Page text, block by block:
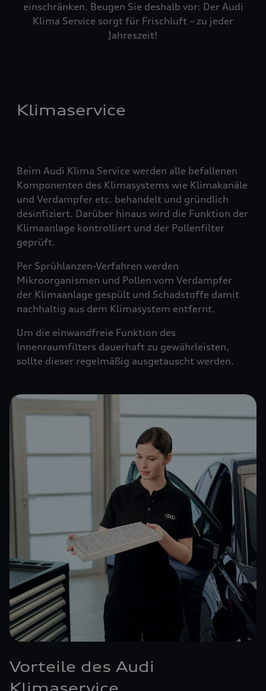
einschränken. Beugen Sie deshalb vor: Der Audi
Klima Service sorgt für Frischluft – zu jeder
Jahreszeit!
Klimaservice
Beim Audi Klima Service werden alle befallenen
Komponenten des Klimasystems wie Klimakanäle
und Verdampfer etc. behandelt und gründlich
desinfiziert. Darüber hinaus wird die Funktion der
Klimaanlage kontrolliert und der Pollenfilter
geprüft.
Per Sprühlanzen-Verfahren werden
Mikroorganismen und Pollen vom Verdampfer
der Klimaanlage gespült und Schadstoffe damit
nachhaltig aus dem Klimasystem entfernt.
Um die einwandfreie Funktion des
Innenraumfilters dauerhaft zu gewährleisten,
sollte dieser regelmäßig ausgetauscht werden.
Vorteile des Audi